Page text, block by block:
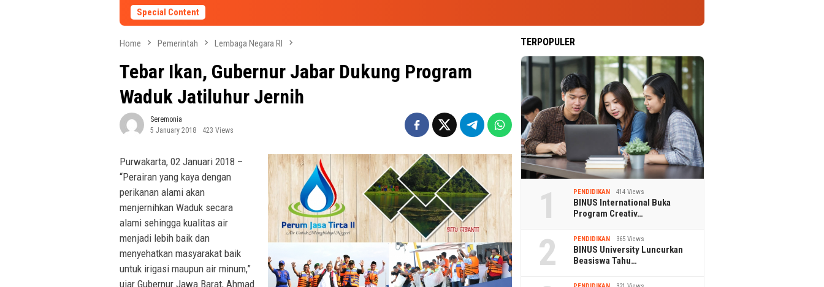
Special Content
Home Pemerintah Lembaga Negara RI
Tebar Ikan, Gubernur Jabar Dukung Program
Waduk Jatiluhur Jernih
Seremonia
5 January 2018
423 Views
Purwakarta, 02 Januari 2018 –
“Perairan yang kaya dengan
perikanan alami akan
menjernihkan Waduk secara
alami sehingga kualitas air
menjadi lebih baik dan
menyehatkan masyarakat baik
untuk irigasi maupun air minum,”
ujar Gubernur Jawa Barat, Ahmad
TERPOPULER
1 PENDIDIKAN 414 Views
BINUS International Buka
Program Creativ…
2 PENDIDIKAN 365 Views
BINUS University Luncurkan
Beasiswa Tahu…